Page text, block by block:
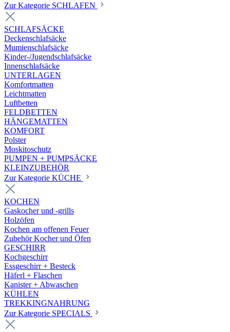
Zur Kategorie SCHLAFEN
SCHLAFSÄCKE
Deckenschlafsäcke
Mumienschlafsäcke
Kinder-/Jugendschlafsäcke
Innenschlafsäcke
UNTERLAGEN
Komfortmatten
Leichtmatten
Luftbetten
FELDBETTEN
HÄNGEMATTEN
KOMFORT
Polster
Moskitoschutz
PUMPEN + PUMPSÄCKE
KLEINZUBEHÖR
Zur Kategorie KÜCHE
KOCHEN
Gaskocher und -grills
Holzöfen
Kochen am offenen Feuer
Zubehör Kocher und Öfen
GESCHIRR
Kochgeschirr
Essgeschirr + Besteck
Häferl + Flaschen
Kanister + Abwaschen
KÜHLEN
TREKKINGNAHRUNG
Zur Kategorie SPECIALS